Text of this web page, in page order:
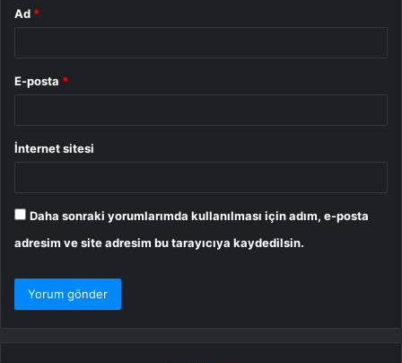
Ad *
E-posta *
İnternet sitesi
Daha sonraki yorumlarımda kullanılması için adım, e-posta
adresim ve site adresim bu tarayıcıya kaydedilsin.